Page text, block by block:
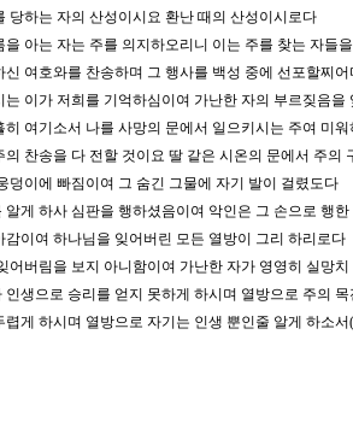
당하는 자의 산성이시요 환난 때의 산성이시로다
을 아는 자는 주를 의지하오리니 이는 주를 찾는 자
신 여호와를 찬송하며 그 행사를 백성 중에 선포할찌
는 이가 저희를 기억하심이여 가난한 자의 부르짖음
히 여기소서 나를 사망의 문에서 일으키시는 주여 미
의 찬송을 다 전할 것이요 딸 같은 시온의 문에서 주
덩이에 빠짐이여 그 숨긴 그물에 자기 발이 걸렸도다
알게 하사 심판을 행하셨음이여 악인은 그 손으로 행
감이여 하나님을 잊어버린 모든 열방이 그리 하리로
어버림을 보지 아니함이여 가난한 자가 영영히 실망
인생으로 승리를 얻지 못하게 하시며 열방으로 주의
렵게 하시며 열방으로 자기는 인생 뿐인줄 알게 하소